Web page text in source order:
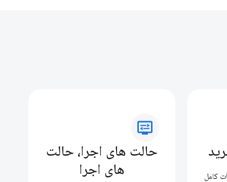
کامل
display_settings
حالت های اجرا، حالت
های اجرا